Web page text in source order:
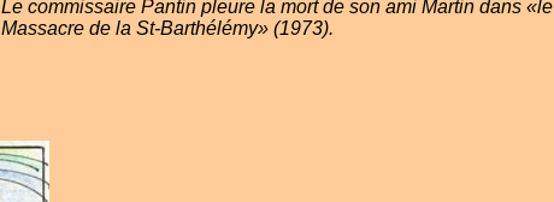
Le commissaire Pantin pleure la mort de son ami Martin dans «le
Massacre de la St-Barthélémy» (1973).